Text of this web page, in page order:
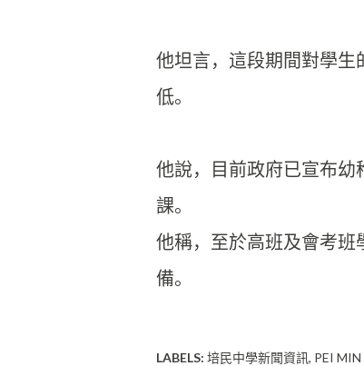
他坦言，這段期間對學生
低。
他說，目前政府已宣布幼
課。
他稱，至於高班及會考班
備。
LABELS: 培民中學新聞資訊 PEI MIN